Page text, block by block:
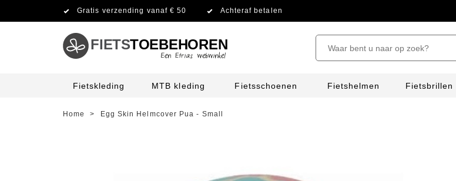
Gratis verzending vanaf € 50 Achteraf betalen
FIETSTOEBEHOREN
Fietskleding MTB kleding Fietsschoenen Fietshelmen Fietsbrillen
Home > Egg Skin Helmcover Pua - Small